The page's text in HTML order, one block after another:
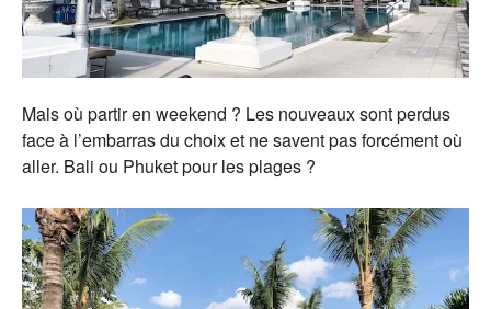
Mais où partir en weekend ? Les nouveaux sont perdus
face à l’embarras du choix et ne savent pas forcément où
aller. Bali ou Phuket pour les plages ?